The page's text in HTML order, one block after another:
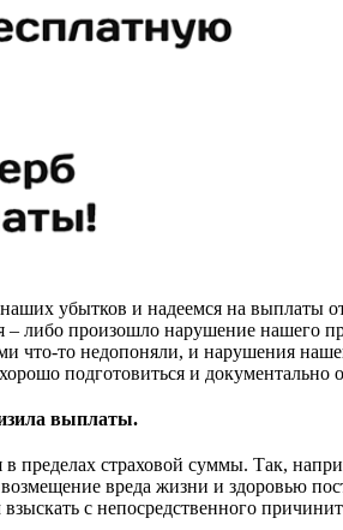
убытков и надеемся на выплаты
– либо произошло нарушение нашего
то недопоняли, и нарушения
подготовиться и документально
выплаты.
в пределах страховой суммы. Так,
вреда жизни и здоровью
с непосредственного